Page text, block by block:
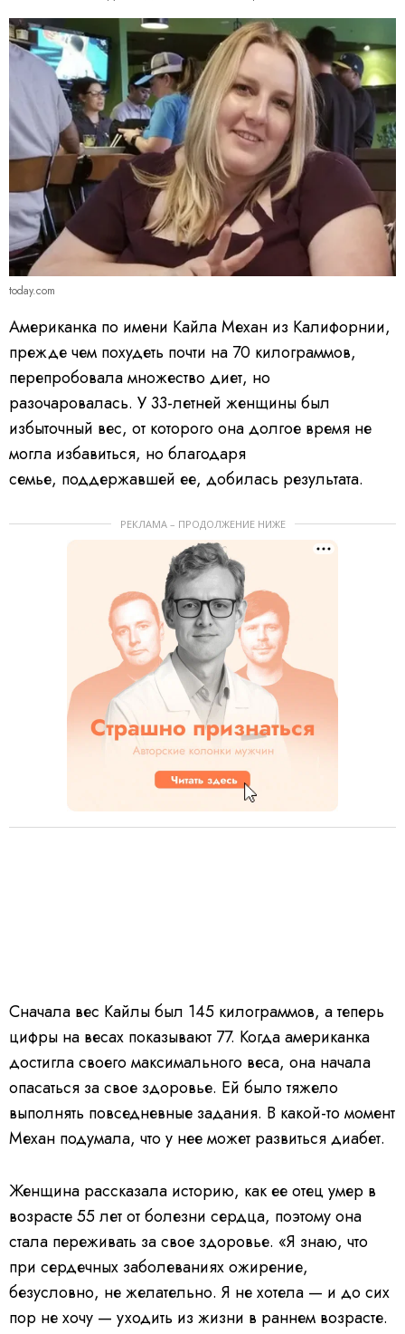
today.com
Американка по имени Кайла Механ из Калифорнии,
прежде чем похудеть почти на 70 килограммов,
перепробовала множество диет, но
разочаровалась. У 33-летней женщины был
избыточный вес, от которого она долгое время не
могла избавиться, но благодаря
семье, поддержавшей ее, добилась результата.
РЕКЛАМА – ПРОДОЛЖЕНИЕ НИЖЕ
Сначала вес Кайлы был 145 килограммов, а теперь
цифры на весах показывают 77. Когда американка
достигла своего максимального веса, она начала
опасаться за свое здоровье. Ей было тяжело
выполнять повседневные задания. В какой-то момент
Механ подумала, что у нее может развиться диабет.
Женщина рассказала историю, как ее отец умер в
возрасте 55 лет от болезни сердца, поэтому она
стала переживать за свое здоровье. «Я знаю, что
при сердечных заболеваниях ожирение,
безусловно, не желательно. Я не хотела — и до сих
пор не хочу — уходить из жизни в раннем возрасте.